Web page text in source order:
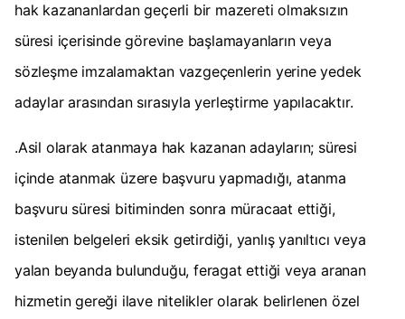
hak kazananlardan geçerli bir mazereti olmaksızın
süresi içerisinde görevine başlamayanların veya
sözleşme imzalamaktan vazgeçenlerin yerine yedek
adaylar arasından sırasıyla yerleştirme yapılacaktır.
.Asil olarak atanmaya hak kazanan adayların; süresi
içinde atanmak üzere başvuru yapmadığı, atanma
başvuru süresi bitiminden sonra müracaat ettiği,
istenilen belgeleri eksik getirdiği, yanlış yanıltıcı veya
yalan beyanda bulunduğu, feragat ettiği veya aranan
hizmetin gereği ilave nitelikler olarak belirlenen özel